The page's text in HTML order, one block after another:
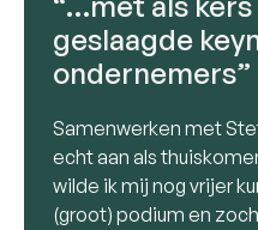
geslaagde
ondernemers”
Samenwerken met
echt aan als
wilde ik mij nog vrijer
(groot) podium en